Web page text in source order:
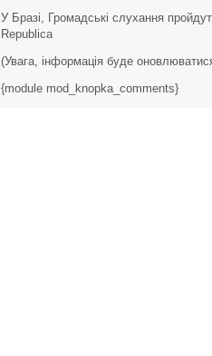
У Бразі, Громадські слухання
Republiсa
(Увага, інформація буде
{module mod_knopka_comments}